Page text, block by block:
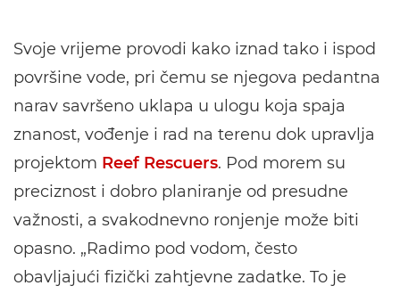
Svoje vrijeme provodi kako iznad tako i ispod
površine vode, pri čemu se njegova pedantna
narav savršeno uklapa u ulogu koja spaja
znanost, vođenje i rad na terenu dok upravlja
projektom Reef Rescuers. Pod morem su
preciznost i dobro planiranje od presudne
važnosti, a svakodnevno ronjenje može biti
opasno. „Radimo pod vodom, često
obavljajući fizički zahtjevne zadatke. To je